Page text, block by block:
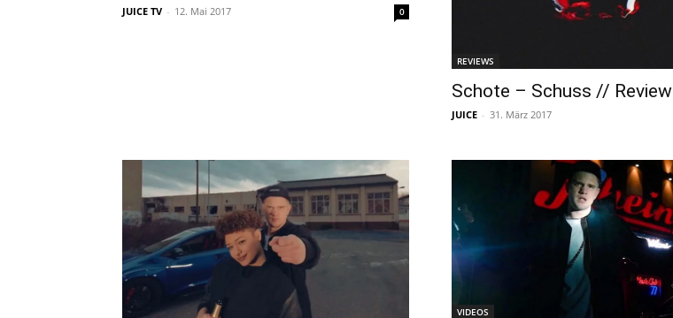
JUICE TV - 12. Mai 2017 0
REVIEWS
Schote – Schuss // Review
JUICE - 31. März 2017
VIDEOS